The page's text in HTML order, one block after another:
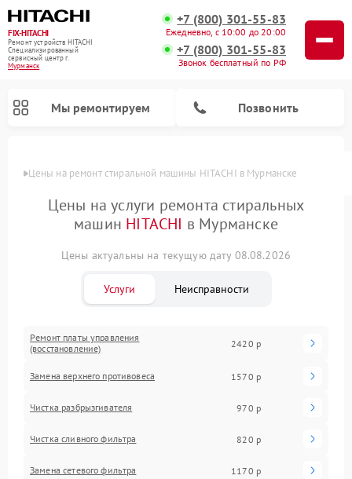
FIX-HITACHI
Ремонт устройств HITACHI
Специализированный
cервисный центр г.
Мурманск
+7 (800) 301-55-83
Ежедневно, с 10:00 до 20:00
+7 (800) 301-55-83
Звонок бесплатный по РФ
Мы ремонтируем Позвонить
Цены на ремонт стиральной машины HITACHI в Мурманске
Цены на услуги ремонта стиральных
машин HITACHI в Мурманске
Цены актуальны на текущую дату 08.08.2026
Услуги Неисправности
Ремонт платы управления
(восстановление)
2420 р
Замена верхнего противовеса 1570 р
Чистка разбрызгивателя 970 р
Чистка сливного фильтра 820 р
Замена сетевого фильтра 1170 р